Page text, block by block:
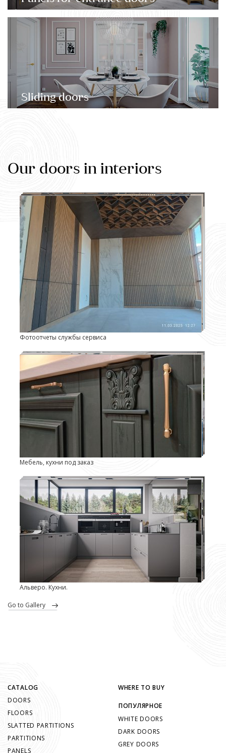
Sliding doors
Our doors in interiors
Фотоотчеты службы сервиса
Мебель, кухни под заказ
Альверо. Кухни.
go to Gallery
CATALOG
DOORS
FLOORS
SLATTED PARTITIONS
PARTITIONS
PANELS
WHERE TO BUY
ПОПУЛЯРНОЕ
WHITE DOORS
DARK DOORS
GREY DOORS